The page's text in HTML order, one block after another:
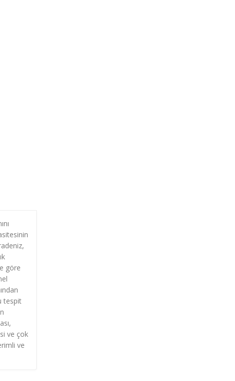
göre
tespit
ve çok
ve